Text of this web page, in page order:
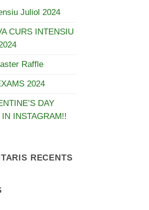
Juliol 2024
CURS INTENSIU
Raffle
2024
DAY
IN INSTAGRAM!!
RECENTS